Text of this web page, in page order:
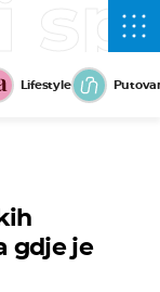
Lifestyle
gdje je